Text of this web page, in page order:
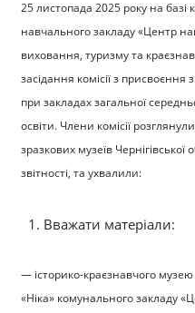
25 листопада 2025 року на базі
навчального закладу «Центр
виховання, туризму та
засідання комісії з
при закладах загальної
освіти. Члени комісії
зразкових музеїв Чернігівської
звітності, та ухвалили:
Вважати матеріали:
— історико-краєзнавчого музею
«Ніка» комунального закладу